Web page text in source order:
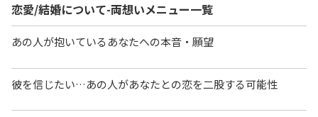
恋愛/結婚について-両想いメニュー一覧
あの人が抱いているあなたへの本音・願望
彼を信じたい…あの人があなたとの恋を二股する可能性